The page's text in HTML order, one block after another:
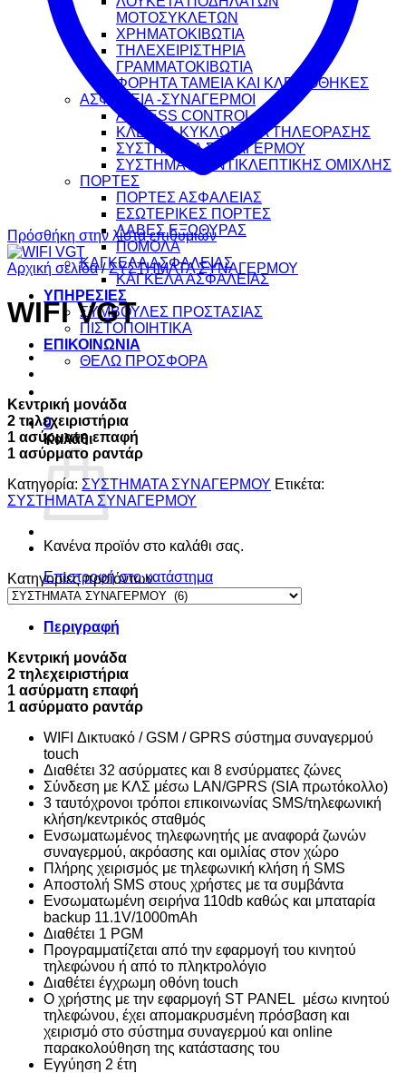
ΜΟΤΟΣΥΚΛΕΤΩΝ
ΧΡΗΜΑΤΟΚΙΒΩΤΙΑ
ΤΗΛΕΧΕΙΡΙΣΤΗΡΙΑ
ΓΡΑΜΜΑΤΟΚΙΒΩΤΙΑ
ΦΟΡΗΤΑ ΤΑΜΕΙΑ ΚΑΙ ΚΛΕΙΔΟΘΗΚΕΣ
ΑΣΦΑΛΕΙΑ -ΣΥΝΑΓΕΡΜΟΙ
ACCESS CONTROL
ΚΛΕΙΣΤΑ ΚΥΚΛΩΜΑΤΑ ΤΗΛΕΟΡΑΣΗΣ
ΣΥΣΤΗΜΑΤΑ ΣΥΝΑΓΕΡΜΟΥ
ΣΥΣΤΗΜΑΤΑ ΑΝΤΙΚΛΕΠΤΙΚΗΣ ΟΜΙΧΛΗΣ
ΠΟΡΤΕΣ
ΠΟΡΤΕΣ ΑΣΦΑΛΕΙΑΣ
ΕΣΩΤΕΡΙΚΕΣ ΠΟΡΤΕΣ
ΛΑΒΕΣ ΕΞΩΘΥΡΑΣ
ΠΟΜΟΛΑ
ΚΑΓΚΕΛΑ ΑΣΦΑΛΕΙΑΣ
ΚΑΓΚΕΛΑ ΑΣΦΑΛΕΙΑΣ
ΥΠΗΡΕΣΙΕΣ
ΣΥΜΒΟΥΛΕΣ ΠΡΟΣΤΑΣΙΑΣ
ΠΙΣΤΟΠΟΙΗΤΙΚΑ
ΕΠΙΚΟΙΝΩΝΙΑ
ΘΕΛΩ ΠΡΟΣΦΟΡΑ
0
Καλάθι
Κανένα προϊόν στο καλάθι σας.
Επιστροφή στο κατάστημα
Πρόσθήκη στην λίστα επιθυμιών
Αρχική σελίδα / ΣΥΣΤΗΜΑΤΑ ΣΥΝΑΓΕΡΜΟΥ
WIFI VGT
Κεντρική μονάδα
2 τηλεχειριστήρια
1 ασύρματη επαφή
1 ασύρματο ραντάρ
Κατηγορία: ΣΥΣΤΗΜΑΤΑ ΣΥΝΑΓΕΡΜΟΥ Ετικέτα:
ΣΥΣΤΗΜΑΤΑ ΣΥΝΑΓΕΡΜΟΥ
Κατηγορίες προϊόντων
Περιγραφή
Κεντρική μονάδα
2 τηλεχειριστήρια
1 ασύρματη επαφή
1 ασύρματο ραντάρ
WIFI Δικτυακό / GSM / GPRS σύστημα συναγερμού
touch
Διαθέτει 32 ασύρματες και 8 ενσύρματες ζώνες
Σύνδεση με ΚΛΣ μέσω LAN/GPRS (SIA πρωτόκολλο)
3 ταυτόχρονοι τρόποι επικοινωνίας SMS/τηλεφωνική
κλήση/κεντρικός σταθμός
Ενσωματωμένος τηλεφωνητής με αναφορά ζωνών
συναγερμού, ακρόασης και ομιλίας στον χώρο
Πλήρης χειρισμός με τηλεφωνική κλήση ή SMS
Αποστολή SMS στους χρήστες με τα συμβάντα
Ενσωματωμένη σειρήνα 110db καθώς και μπαταρία
backup 11.1V/1000mAh
Διαθέτει 1 PGM
Προγραμματίζεται από την εφαρμογή του κινητού
τηλεφώνου ή από το πληκτρολόγιο
Διαθέτει έγχρωμη οθόνη touch
Ο χρήστης με την εφαρμογή ST PANEL μέσω κινητού
τηλεφώνου, έχει απομακρυσμένη πρόσβαση και
χειρισμό στο σύστημα συναγερμού και online
παρακολούθηση της κατάστασης του
Εγγύηση 2 έτη